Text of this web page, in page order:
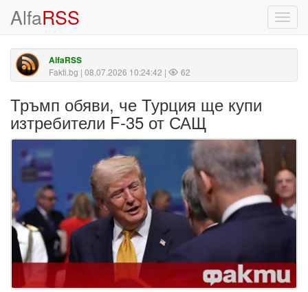
AlfaRSS
AlfaRSS
Fakti.bg | 08.07.2026 10:24:42 | 62
Тръмп обяви, че Турция ще купи
изтребители F-35 от САЩ